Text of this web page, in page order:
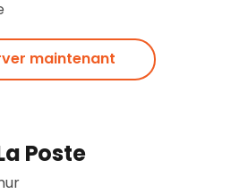
maintenant
Poste